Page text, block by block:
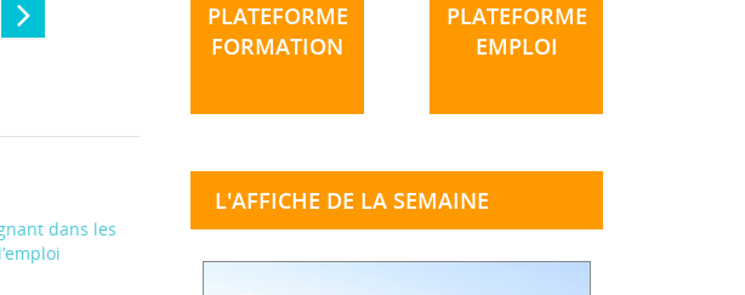
dans les
PLATEFORME
FORMATION
PLATEFORME
EMPLOI
L'AFFICHE DE LA SEMAINE